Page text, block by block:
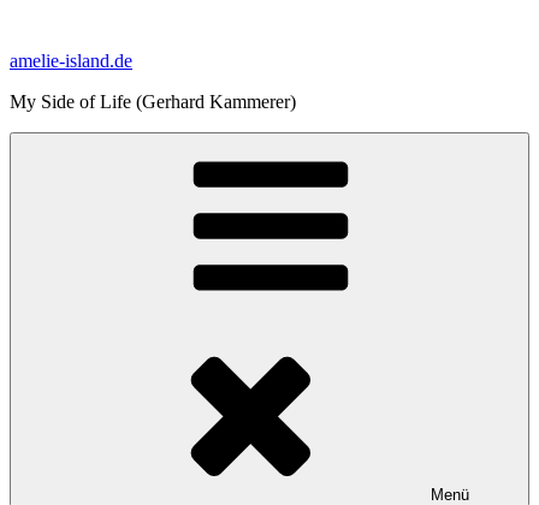
springen
amelie-island.de
My Side of Life (Gerhard Kammerer)
Menü